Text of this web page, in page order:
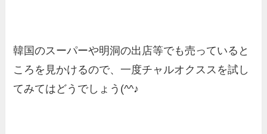
韓国のスーパーや明洞の出店等でも売っていると
ころを見かけるので、一度チャルオクススを試し
てみてはどうでしょう(^^♪